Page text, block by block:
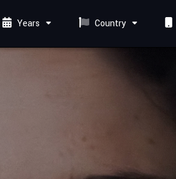
Years Country